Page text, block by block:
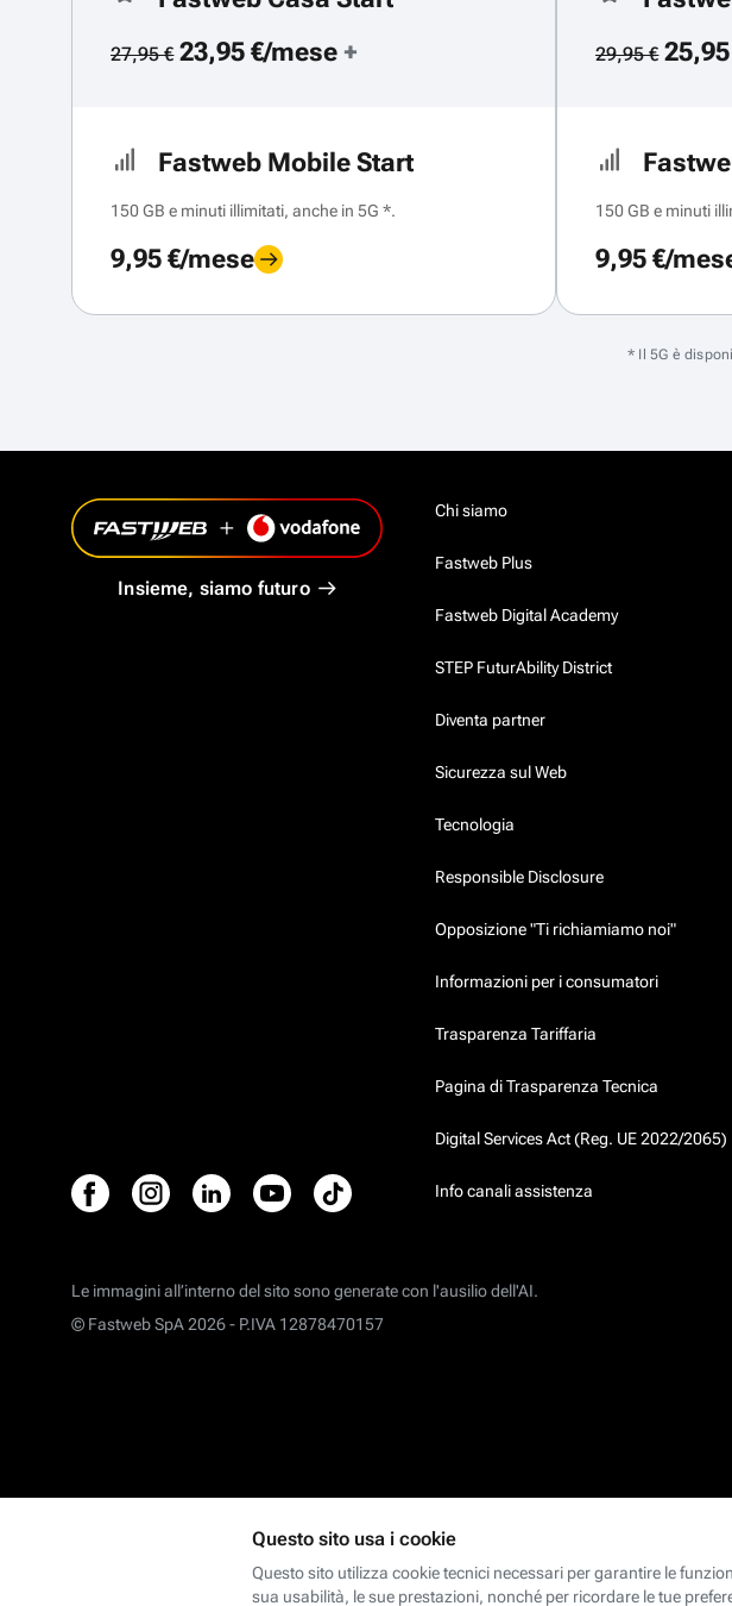
27,95 €23,95 €/mese +
Fastweb Mobile Start
150 GB e minuti illimitati, anche in 5G *.
9,95 €/mese
29,95 €
150 GB e minuti
9,95 €/
* Il 5G è
Insieme, siamo futuro
Chi siamo
Fastweb Plus
Fastweb Digital Academy
STEP FuturAbility District
Diventa partner
Sicurezza sul Web
Tecnologia
Responsible Disclosure
Opposizione "Ti richiamiamo noi"
Informazioni per i consumatori
Trasparenza Tariffaria
Pagina di Trasparenza Tecnica
Digital Services Act (Reg. UE 2022/2065)
Info canali assistenza
Le immagini all’interno del sito sono generate con l'ausilio dell'AI.
© Fastweb SpA 2026 - P.IVA 12878470157